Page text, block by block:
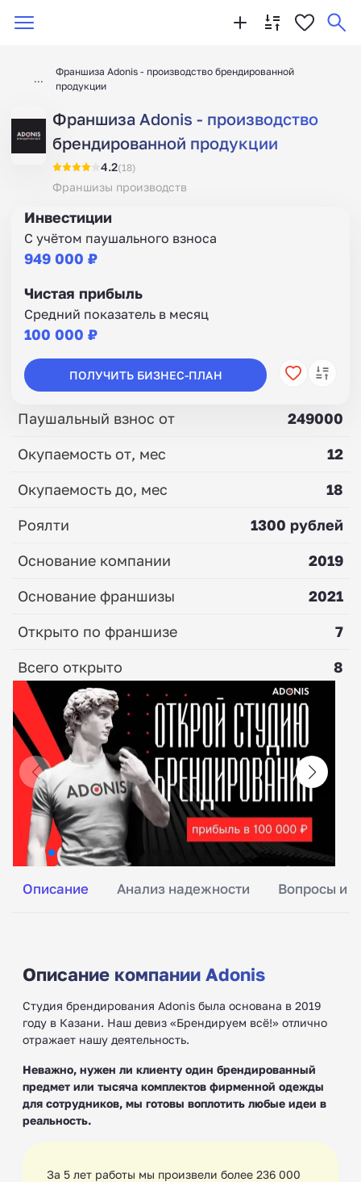
Франшиза Adonis - производство брендированной
продукции
Франшиза Adonis - производство
брендированной продукции
4.2(18)
Франшизы производств
Описание Анализ надежности Вопросы и
Описание компании Adonis
Студия брендирования Adonis была основана в 2019
году в Казани. Наш девиз «Брендируем всё!» отлично
отражает нашу деятельность.
Неважно, нужен ли клиенту один брендированный
предмет или тысяча комплектов фирменной одежды
для сотрудников, мы готовы воплотить любые идеи в
реальность.
За 5 лет работы мы произвели более 236 000
Инвестиции
С учётом паушального взноса
949 000 ₽
Чистая прибыль
Средний показатель в месяц
100 000 ₽
ПОЛУЧИТЬ БИЗНЕС-ПЛАН
Паушальный взнос от
249000
Окупаемость от, мес
12
Окупаемость до, мес
18
Роялти
1300 рублей
Основание компании
2019
Основание франшизы
2021
Открыто по франшизе
7
Всего открыто
8